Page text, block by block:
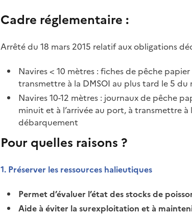
Cadre réglementaire :
Arrêté du 18 mars 2015 relatif aux obligations
Navires < 10 mètres : fiches de pêche
transmettre à la DMSOI au plus tard le 5
Navires 10-12 mètres : journaux de pêche
minuit et à l’arrivée au port, à transmettre
débarquement
Pour quelles raisons ?
1. Préserver les ressources halieutiques
Permet d’évaluer l’état des stocks de
Aide à éviter la surexploitation et à